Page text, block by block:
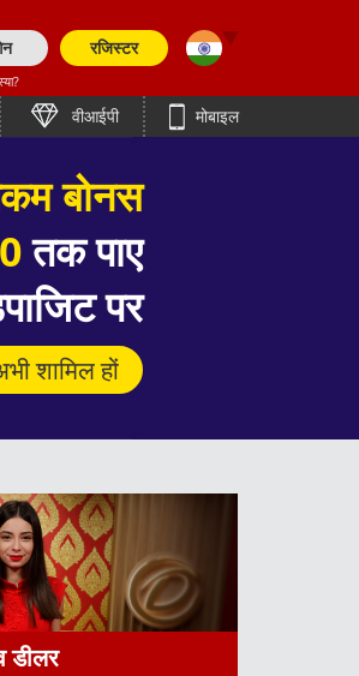
रजिस्टर
English
Bengali (India)
English (Pakistan)
Polish
वीआईपी मोबाइल
# १
साइट
लिए जैसे कोई दूसरा नहीं
से जुड़ें अभी!
बोनस
तक पाए
पर
शामिल हों
बोनस!
बोनस
रुपयों तक!
साइन अप करें
प्रदाताओं से
लाइव टेबल
शामिल हों
में बदलें
गुरूवार तक!
अब शामिल हों
कैसीनो खेल
थीम स्लॉट
मेगावे गेम
साइन अप करें
डीलर